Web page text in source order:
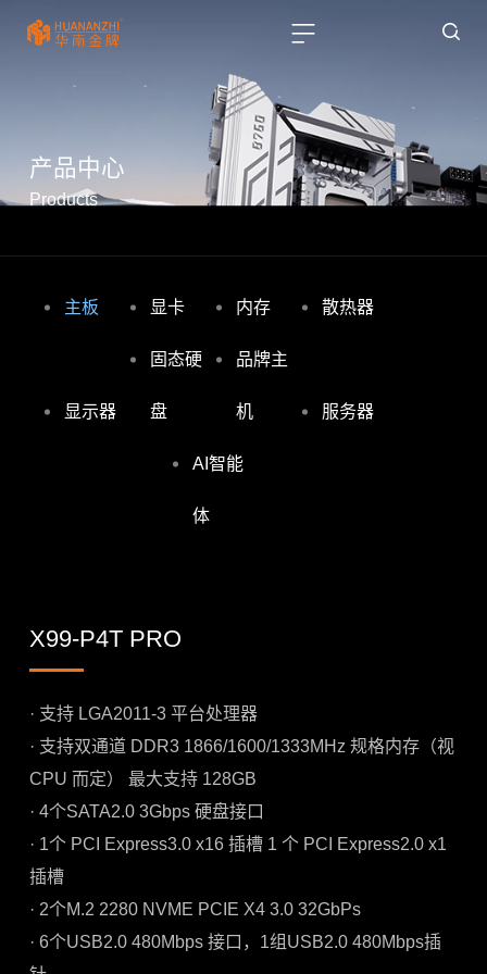
产品中心
Products
主板 显卡 内存 散热器
显示器
固态硬
盘
品牌主
机 服务器
AI智能
体
X99-P4T PRO
· 支持 LGA2011-3 平台处理器
· 支持双通道 DDR3 1866/1600/1333MHz 规格内存（视
CPU 而定） 最大支持 128GB
· 4个SATA2.0 3Gbps 硬盘接口
· 1个 PCI Express3.0 x16 插槽 1 个 PCI Express2.0 x1
插槽
· 2个M.2 2280 NVME PCIE X4 3.0 32GbPs
· 6个USB2.0 480Mbps 接口，1组USB2.0 480Mbps插